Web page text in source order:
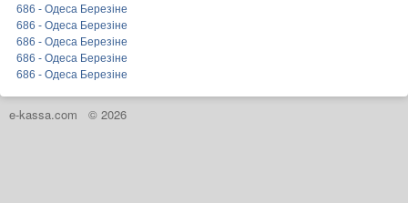
686 - Одеса Березіне
686 - Одеса Березіне
686 - Одеса Березіне
686 - Одеса Березіне
686 - Одеса Березіне
e-kassa.com © 2026